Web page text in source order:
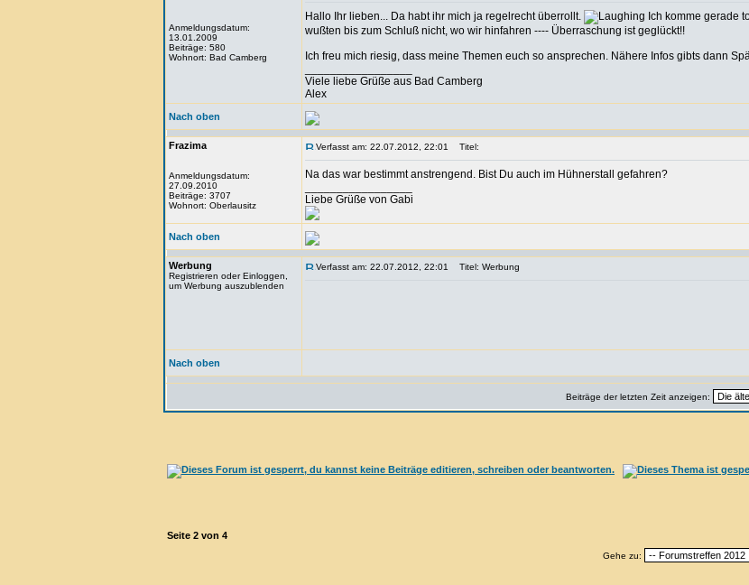
Anmeldungsdatum:
13.01.2009
Beiträge: 580
Wohnort: Bad Camberg
Hallo Ihr lieben... Da habt ihr mich ja regelrecht überrollt.
Ich komme gerade
wußten bis zum Schluß nicht, wo wir hinfahren ---- Überraschung ist geglückt!!
Ich freu mich riesig, dass meine Themen euch so ansprechen. Nähere Infos gibts dann
Viele liebe Grüße aus Bad Camberg
Alex
Nach oben
Frazima
Anmeldungsdatum:
27.09.2010
Beiträge: 3707
Wohnort: Oberlausitz
Verfasst am: 22.07.2012, 22:01 Titel:
Na das war bestimmt anstrengend. Bist Du auch im Hühnerstall gefahren?
Liebe Grüße von Gabi
Nach oben
Werbung
Registrieren oder Einloggen,
um Werbung auszublenden
Verfasst am: 22.07.2012, 22:01 Titel: Werbung
Nach oben
Beiträge der letzten Zeit anzeigen:
Seite 2 von 4
Gehe zu: